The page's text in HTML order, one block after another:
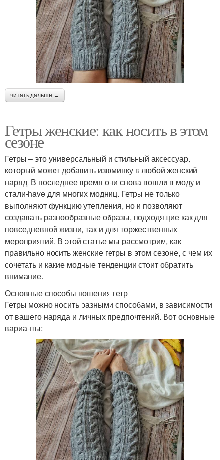
читать дальше →
Гетры женские: как носить в этом
сезоне
Гетры – это универсальный и стильный аксессуар,
который может добавить изюминку в любой женский
наряд. В последнее время они снова вошли в моду и
стали-have для многих модниц. Гетры не только
выполняют функцию утепления, но и позволяют
создавать разнообразные образы, подходящие как для
повседневной жизни, так и для торжественных
мероприятий. В этой статье мы рассмотрим, как
правильно носить женские гетры в этом сезоне, с чем их
сочетать и какие модные тенденции стоит обратить
внимание.
Основные способы ношения гетр
Гетры можно носить разными способами, в зависимости
от вашего наряда и личных предпочтений. Вот основные
варианты: